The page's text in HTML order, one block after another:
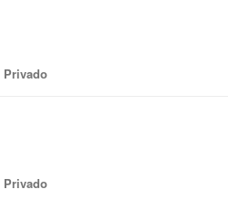
Privado
Privado